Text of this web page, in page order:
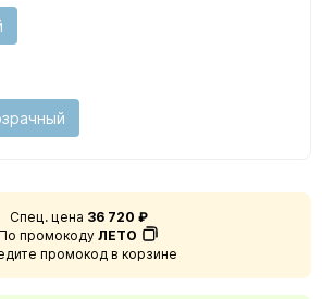
Спец. цена 36 720 ₽
промокоду ЛЕТО
промокод в корзине